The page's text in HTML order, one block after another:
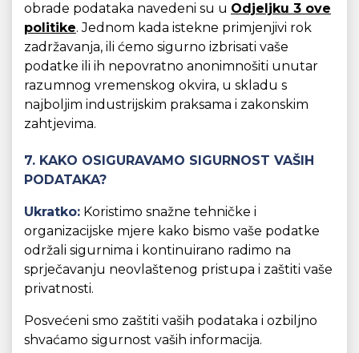
obrade podataka navedeni su u Odjeljku 3 ove
politike. Jednom kada istekne primjenjivi rok
zadržavanja, ili ćemo sigurno izbrisati vaše
podatke ili ih nepovratno anonimnošiti unutar
razumnog vremenskog okvira, u skladu s
najboljim industrijskim praksama i zakonskim
zahtjevima.
7. KAKO OSIGURAVAMO SIGURNOST VAŠIH
PODATAKA?
Ukratko: Koristimo snažne tehničke i
organizacijske mjere kako bismo vaše podatke
održali sigurnima i kontinuirano radimo na
sprječavanju neovlaštenog pristupa i zaštiti vaše
privatnosti.
Posvećeni smo zaštiti vaših podataka i ozbiljno
shvaćamo sigurnost vaših informacija.